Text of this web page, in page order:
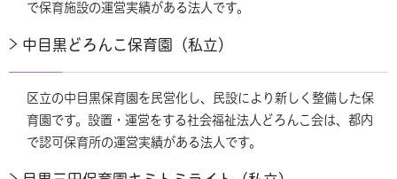
で保育施設の運営実績がある法人です。
中目黒どろんこ保育園（私立）
区立の中目黒保育園を民営化し、民設により新しく整備した保
育園です。設置・運営をする社会福祉法人どろんこ会は、都内
で認可保育所の運営実績がある法人です。